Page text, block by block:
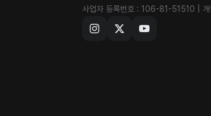
사업자 등록번호 : 106-81-51510